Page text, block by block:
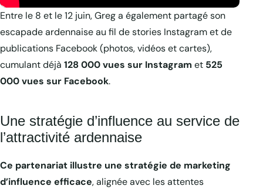
Entre le 8 et le 12 juin, Greg a également partagé son
escapade ardennaise au fil de stories Instagram et de
publications Facebook (photos, vidéos et cartes),
cumulant déjà 128 000 vues sur Instagram et 525
000 vues sur Facebook.
Une stratégie d’influence au service de
l’attractivité ardennaise
Ce partenariat illustre une stratégie de marketing
d’influence efficace, alignée avec les attentes